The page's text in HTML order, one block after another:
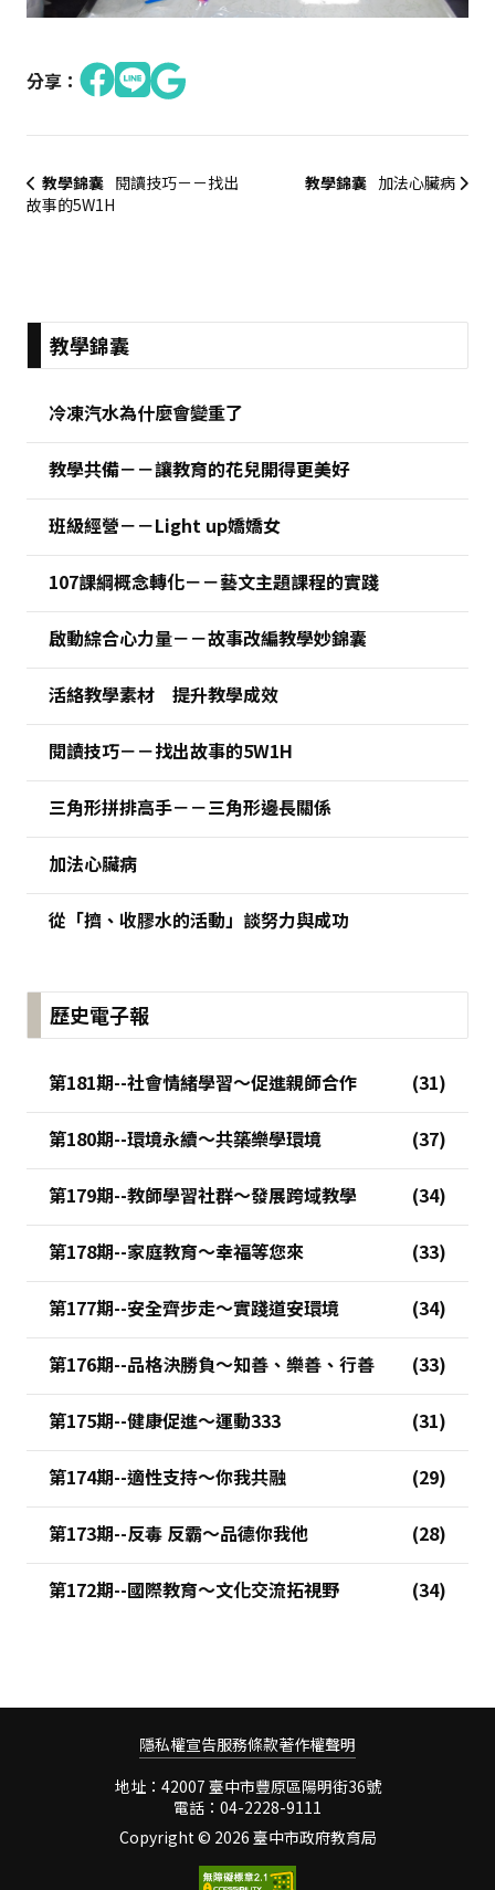
分享：
教學錦囊 閱讀技巧－－找出
故事的5W1H
教學錦囊 加法心臟病
:::教學錦囊
冷凍汽水為什麼會變重了
教學共備－－讓教育的花兒開得更美好
班級經營－－Light up嬌嬌女
107課綱概念轉化－－藝文主題課程的實踐
啟動綜合心力量－－故事改編教學妙錦囊
活絡教學素材 提升教學成效
閱讀技巧－－找出故事的5W1H
三角形拼排高手－－三角形邊長關係
加法心臟病
從「擠、收膠水的活動」談努力與成功
歷史電子報
第181期--社會情緒學習～促進親師合作
第180期--環境永續～共築樂學環境
第179期--教師學習社群～發展跨域教學
第178期--家庭教育～幸福等您來
第177期--安全齊步走～實踐道安環境
第176期--品格決勝負～知善、樂善、行善
第175期--健康促進～運動333
第174期--適性支持～你我共融
第173期--反毒 反霸～品德你我他
第172期--國際教育～文化交流拓視野
隱私權宣告服務條款著作權聲明
地址：42007 臺中市豐原區陽明街36號
電話：04-2228-9111
Copyright © 2026 臺中市政府教育局